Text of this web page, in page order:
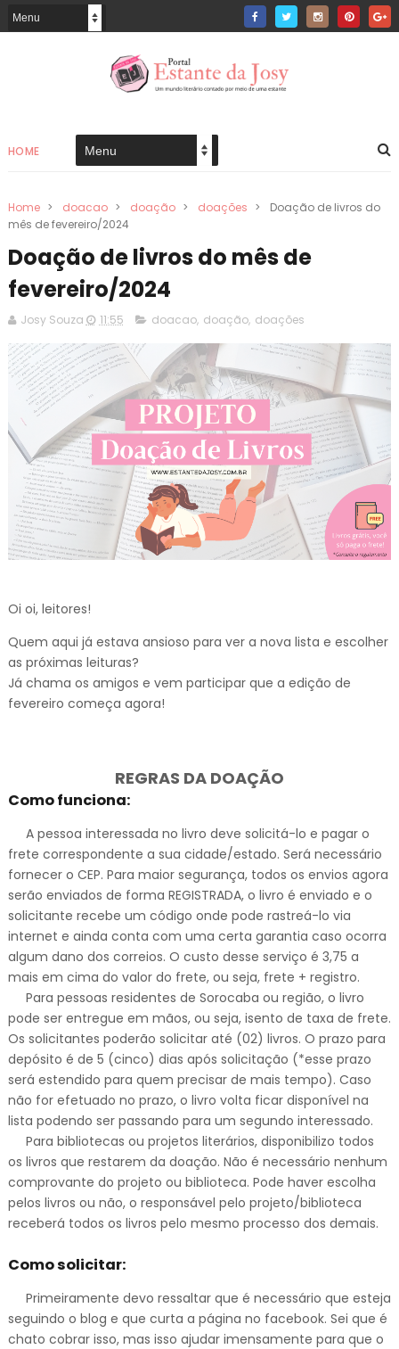
HOME
Home > doacao > doação > doações >
Doação de livros do
mês de fevereiro/2024
Doação de livros do mês de
fevereiro/2024
Josy Souza 11:55 doacao, doação, doações
Oi oi, leitores!
Quem aqui já estava ansioso para ver a nova lista e escolher
as próximas leituras?
Já chama os amigos e vem participar que a edição de
fevereiro começa agora!
REGRAS DA DOAÇÃO
Como funciona:
A pessoa interessada no livro deve solicitá-lo e pagar o
frete correspondente a sua cidade/estado. Será necessário
fornecer o CEP. Para maior segurança, todos os envios agora
serão enviados de forma REGISTRADA, o livro é enviado e o
solicitante recebe um código onde pode rastreá-lo via
internet e ainda conta com uma certa garantia caso ocorra
algum dano dos correios. O custo desse serviço é 3,75 a
mais em cima do valor do frete, ou seja, frete + registro.
Para pessoas residentes de Sorocaba ou região, o livro
pode ser entregue em mãos, ou seja, isento de taxa de frete.
Os solicitantes poderão solicitar até (02) livros. O prazo para
depósito é de 5 (cinco) dias após solicitação (*esse prazo
será estendido para quem precisar de mais tempo). Caso
não for efetuado no prazo, o livro volta ficar disponível na
lista podendo ser passando para um segundo interessado.
Para bibliotecas ou projetos literários, disponibilizo todos
os livros que restarem da doação. Não é necessário nenhum
comprovante do projeto ou biblioteca. Pode haver escolha
pelos livros ou não, o responsável pelo projeto/biblioteca
receberá todos os livros pelo mesmo processo dos demais.
Como solicitar:
Primeiramente devo ressaltar que é necessário que esteja
seguindo o blog e que curta a página no facebook. Sei que é
chato cobrar isso, mas isso ajudar imensamente para que o